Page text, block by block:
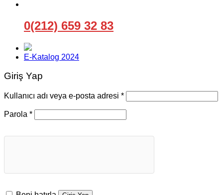
0(212) 659 32 83
E-Katalog 2024
Giriş Yap
Kullanıcı adı veya e-posta adresi *Gerekli
Parola *Gerekli